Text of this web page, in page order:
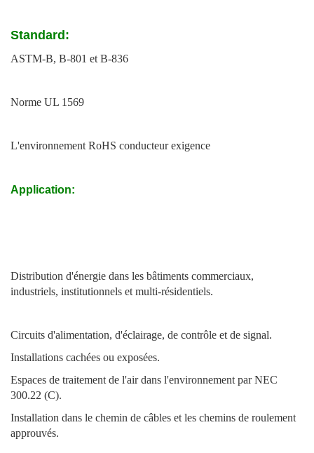
Standard:
ASTM-B, B-801 et B-836
Norme UL 1569
L'environnement RoHS conducteur exigence
Application:
Distribution d'énergie dans les bâtiments commerciaux,
industriels, institutionnels et multi-résidentiels.
Circuits d'alimentation, d'éclairage, de contrôle et de signal.
Installations cachées ou exposées.
Espaces de traitement de l'air dans l'environnement par NEC
300.22 (C).
Installation dans le chemin de câbles et les chemins de roulement
approuvés.